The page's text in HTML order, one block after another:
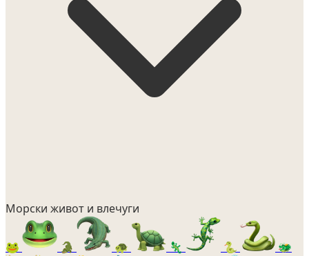
Морски живот и влечуги
🐸 🐊 🐢 🦎 🐍 🐲